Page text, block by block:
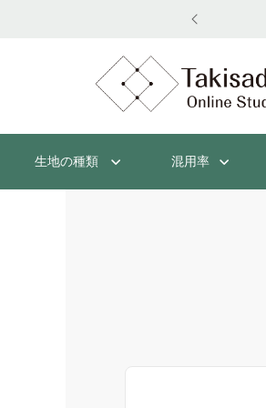
生地の種類 混用率